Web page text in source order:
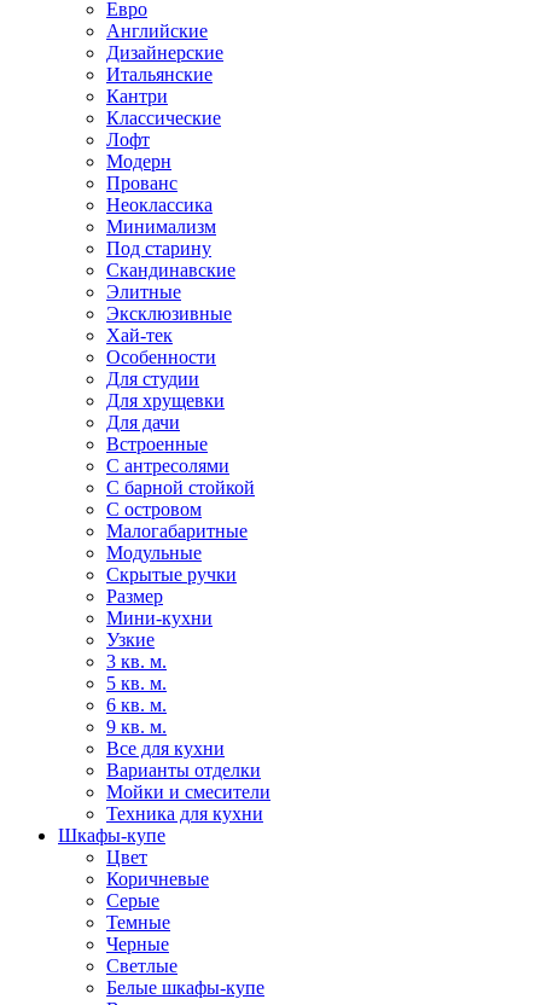
Евро
Английские
Дизайнерские
Итальянские
Кантри
Классические
Лофт
Модерн
Прованс
Неоклассика
Минимализм
Под старину
Скандинавские
Элитные
Эксклюзивные
Хай-тек
Особенности
Для студии
Для хрущевки
Для дачи
Встроенные
С антресолями
С барной стойкой
С островом
Малогабаритные
Модульные
Скрытые ручки
Размер
Мини-кухни
Узкие
3 кв. м.
5 кв. м.
6 кв. м.
9 кв. м.
Все для кухни
Варианты отделки
Мойки и смесители
Техника для кухни
Шкафы-купе
Цвет
Коричневые
Серые
Темные
Черные
Светлые
Белые шкафы-купе